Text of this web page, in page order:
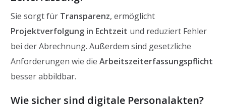
Sie sorgt für Transparenz, ermöglicht
Projektverfolgung in Echtzeit und reduziert Fehler
bei der Abrechnung. Außerdem sind gesetzliche
Anforderungen wie dieArbeitszeiterfassungspflicht
besser abbildbar.
Wie sicher sind digitale Personalakten?